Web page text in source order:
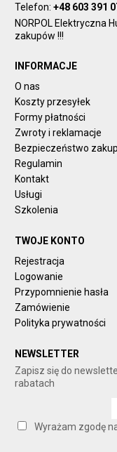
Telefon:+48 603 391
NORPOL Elektryczna
zakupów !!!
INFORMACJE
O nas
Koszty przesyłek
Formy płatności
Zwroty i reklamacje
Bezpieczeństwo
Regulamin
Kontakt
Usługi
Szkolenia
TWOJE KONTO
Rejestracja
Logowanie
Przypomnienie hasła
Zamówienie
Polityka prywatności
NEWSLETTER
Zapisz się do
rabatach
Wyrażam zgodę